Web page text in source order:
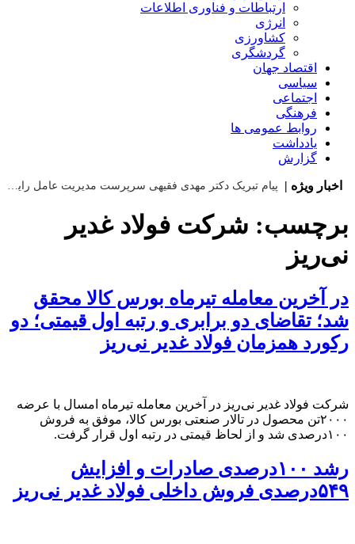
ارتباطات و فناوری اطلاعات
انرژی
کشاورزی
گردشگری
اقتصاد جهان
سیاسی
اجتماعی
فرهنگی
روابط عمومی ها
یادداشت
گزارش
اخبار ویژه | پیام تبریک دکتر مهدی فقیهی سرپرست مدیریت عامل رایتل به مناسبت ۱۷ مرداد، روز خبرنگار
برچسب: شرکت فولاد غدیر
نی‌ریز
در آخرین معامله تیرماه بورس کالا محقق
شد؛ تقاضای دو برابری و رتبه اول قیمتی؛ دو
رکورد همزمان فولاد غدیر نی‌ریز
شرکت فولاد غدیر نی‌ریز در آخرین معامله تیرماه امسال با عرضه
۲۰۰۰تن محصول در تالار صنعتی بورس کالا، موفق به فروش
۱۰۰درصدی شد و از لحاظ قیمتی در رتبه اول قرار گرفت.
رشد ۱۰۰درصدی صادرات و افزایش
۵۴۹درصدی فروش داخلی فولاد غدیر نی‌ریز